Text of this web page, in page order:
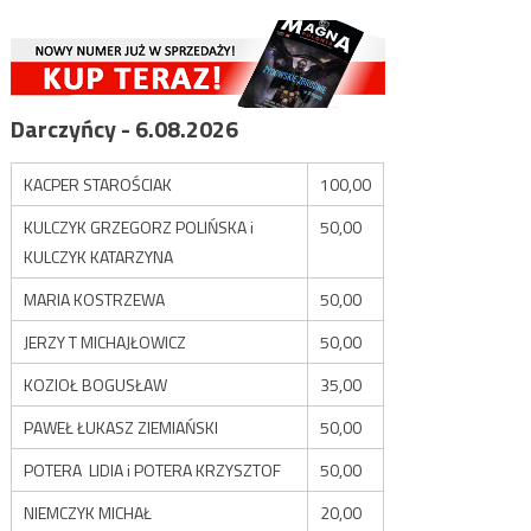
Darczyńcy - 6.08.2026
KACPER STAROŚCIAK
100,00
KULCZYK GRZEGORZ POLIŃSKA i
KULCZYK KATARZYNA
50,00
MARIA KOSTRZEWA
50,00
JERZY T MICHAJŁOWICZ
50,00
KOZIOŁ BOGUSŁAW
35,00
PAWEŁ ŁUKASZ ZIEMIAŃSKI
50,00
POTERA LIDIA i POTERA KRZYSZTOF
50,00
NIEMCZYK MICHAŁ
20,00